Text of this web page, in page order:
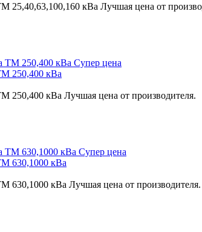
25,40,63,100,160 кВа Лучшая цена от
Супер цена
250,400 кВа
250,400 кВа Лучшая цена от производителя.
Супер цена
630,1000 кВа
630,1000 кВа Лучшая цена от производителя.